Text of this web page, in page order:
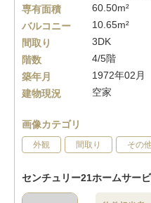
専有面積
60.50m²
バルコニー
10.65m²
間取り
3DK
階数
4/5階
築年月
1972年02月
建物現況
空家
画像カテゴリ
外観 間取り その
センチュリー21ホームサー